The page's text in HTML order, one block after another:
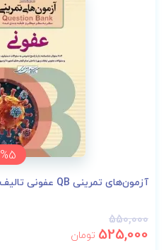
%5
آزمون‌های تمرینی QB عفونی تالیف دکتر کامران احمدی
550,000
525,000 تومان